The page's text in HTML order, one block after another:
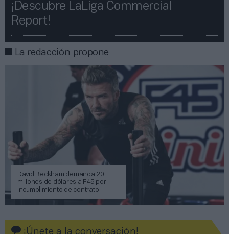
¡Descubre LaLiga Commercial
Report!​​
La redacción propone
David Beckham demanda 20
millones de dólares a F45 por
incumplimiento de contrato
¡Únete a la conversación!